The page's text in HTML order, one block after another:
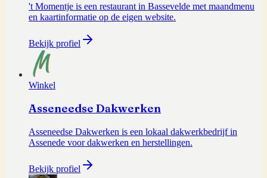
't Momentje is een restaurant in Bassevelde met maandmenu
en kaartinformatie op de eigen website.
Bekijk profiel
Winkel
Asseneedse Dakwerken
Asseneedse Dakwerken is een lokaal dakwerkbedrijf in
Assenede voor dakwerken en herstellingen.
Bekijk profiel